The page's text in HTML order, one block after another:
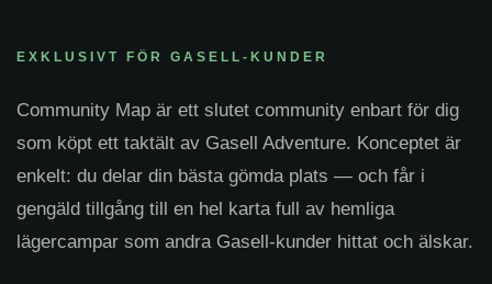
EXKLUSIVT FÖR GASELL-KUNDER
Community Map är ett slutet community enbart för dig
som köpt ett taktält av Gasell Adventure. Konceptet är
enkelt: du delar din bästa gömda plats — och får i
gengäld tillgång till en hel karta full av hemliga
lägercampar som andra Gasell-kunder hittat och älskar.